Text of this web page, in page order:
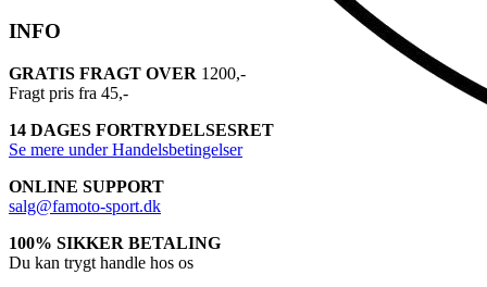
INFO
GRATIS FRAGT OVER 1200,-
Fragt pris fra 45,-
14 DAGES FORTRYDELSESRET
Se mere under Handelsbetingelser
ONLINE SUPPORT
salg@famoto-sport.dk
100% SIKKER BETALING
Du kan trygt handle hos os